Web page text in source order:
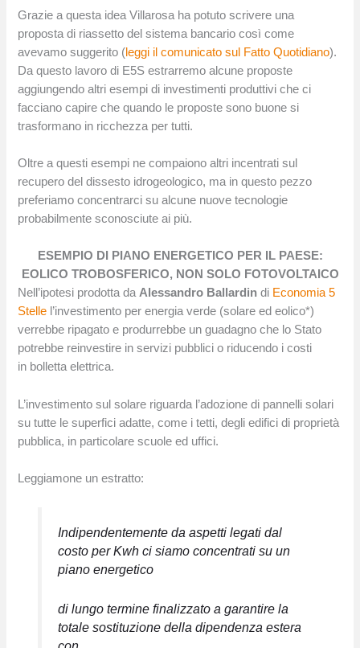
Grazie a questa idea Villarosa ha potuto scrivere una
proposta di riassetto del sistema bancario così come
avevamo suggerito (leggi il comunicato sul Fatto Quotidiano).
Da questo lavoro di E5S estrarremo alcune proposte
aggiungendo altri esempi di investimenti produttivi che ci
facciano capire che quando le proposte sono buone si
trasformano in ricchezza per tutti.
Oltre a questi esempi ne compaiono altri incentrati sul
recupero del dissesto idrogeologico, ma in questo pezzo
preferiamo concentrarci su alcune nuove tecnologie
probabilmente sconosciute ai più.
ESEMPIO DI PIANO ENERGETICO PER IL PAESE:
EOLICO TROBOSFERICO, NON SOLO FOTOVOLTAICO
Nell’ipotesi prodotta daAlessandro Ballardin di Economia 5
Stelle l’investimento per energia verde (solare ed eolico*)
verrebbe ripagato e produrrebbe un guadagno che lo Stato
potrebbe reinvestire in servizi pubblici o riducendo i costi
in bolletta elettrica.
L’investimento sul solare riguarda l’adozione di pannelli solari
su tutte le superfici adatte, come i tetti, degli edifici di proprietà
pubblica, in particolare scuole ed uffici.
Leggiamone un estratto:
Indipendentemente da aspetti legati dal
costo per Kwh ci siamo concentrati su un
piano energetico
di lungo termine finalizzato a garantire la
totale sostituzione della dipendenza estera